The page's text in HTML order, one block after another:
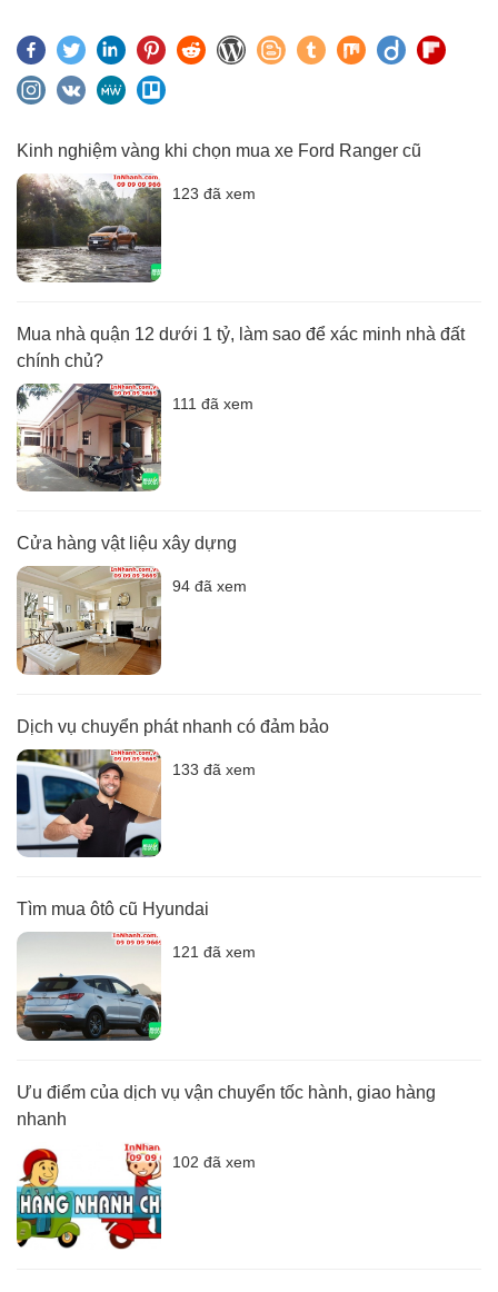
Kinh nghiệm vàng khi chọn mua xe Ford Ranger cũ
123 đã xem
Mua nhà quận 12 dưới 1 tỷ, làm sao để xác minh nhà đất
chính chủ?
111 đã xem
Cửa hàng vật liệu xây dựng
94 đã xem
Dịch vụ chuyển phát nhanh có đảm bảo
133 đã xem
Tìm mua ôtô cũ Hyundai
121 đã xem
Ưu điểm của dịch vụ vận chuyển tốc hành, giao hàng
nhanh
102 đã xem